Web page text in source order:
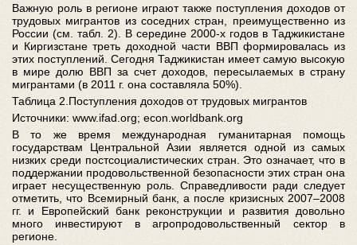
Важную роль в регионе играют также поступления доходов от
трудовых мигрантов из соседних стран, преимущественно из
России (см. табл. 2). В середине 2000-х годов в Таджикистане
и Киргизстане треть доходной части ВВП формировалась из
этих поступлений. Сегодня Таджикистан имеет самую высокую
в мире долю ВВП за счет доходов, пересылаемых в страну
мигрантами (в 2011 г. она составляла 50%).
Таблица 2.Поступления доходов от трудовых мигрантов
Источники: www.ifad.org; econ.worldbank.org
В то же время международная гуманитарная помощь
государствам Центральной Азии является одной из самых
низких среди постсоциалистических стран. Это означает, что в
поддержании продовольственной безопасности этих стран она
играет несущественную роль. Справедливости ради следует
отметить, что Всемирный банк, а после кризисных 2007–2008
гг. и Европейский банк реконструкции и развития довольно
много инвестируют в агропродовольственный сектор в
регионе.